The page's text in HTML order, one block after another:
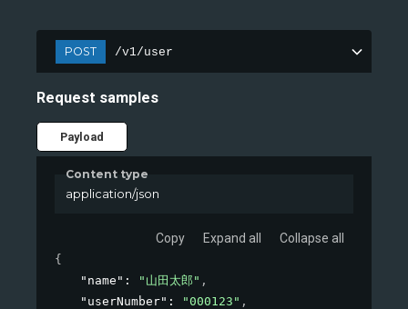
POST /v1/user
Request samples
Payload
Content type
application/json
Copy Expand all Collapse all
{
"name" : "山田太郎" ,
"userNumber" : "000123" ,